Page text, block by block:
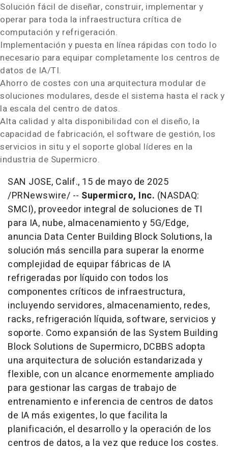
Solución fácil de diseñar, construir, implementar y
operar para toda la infraestructura crítica de
computación y refrigeración.
Implementación y puesta en línea rápidas con todo lo
necesario para equipar completamente los centros de
datos de IA/TI.
Ahorro de costes con una arquitectura modular de
soluciones modulares, desde el sistema hasta el rack y
la escala del centro de datos.
Alta calidad y alta disponibilidad con el diseño, la
capacidad de fabricación, el software de gestión, los
servicios in situ y el soporte global líderes en la
industria de Supermicro.
SAN JOSE, Calif., 15 de mayo de 2025
/PRNewswire/ -- Supermicro, Inc. (NASDAQ:
SMCI), proveedor integral de soluciones de TI
para IA, nube, almacenamiento y 5G/Edge,
anuncia Data Center Building Block Solutions, la
solución más sencilla para superar la enorme
complejidad de equipar fábricas de IA
refrigeradas por líquido con todos los
componentes críticos de infraestructura,
incluyendo servidores, almacenamiento, redes,
racks, refrigeración líquida, software, servicios y
soporte. Como expansión de las System Building
Block Solutions de Supermicro, DCBBS adopta
una arquitectura de solución estandarizada y
flexible, con un alcance enormemente ampliado
para gestionar las cargas de trabajo de
entrenamiento e inferencia de centros de datos
de IA más exigentes, lo que facilita la
planificación, el desarrollo y la operación de los
centros de datos, a la vez que reduce los costes.